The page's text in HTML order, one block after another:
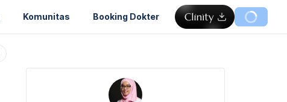
Komunitas Booking Dokter